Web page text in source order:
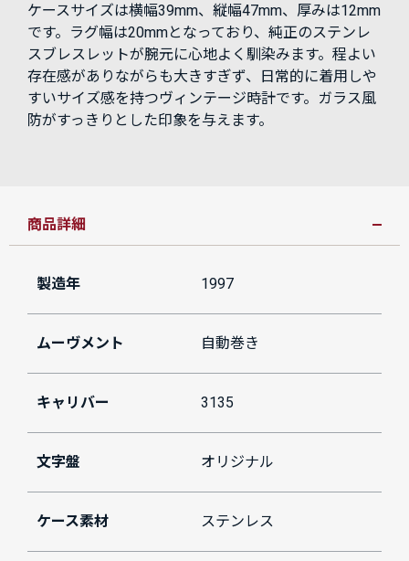
ケースサイズは横幅39mm、縦幅47mm、厚みは12mm
です。ラグ幅は20mmとなっており、純正のステンレ
スブレスレットが腕元に心地よく馴染みます。程よい
存在感がありながらも大きすぎず、日常的に着用しや
すいサイズ感を持つヴィンテージ時計です。ガラス風
防がすっきりとした印象を与えます。
商品詳細
製造年 1997
ムーヴメント 自動巻き
キャリバー 3135
文字盤 オリジナル
ケース素材 ステンレス